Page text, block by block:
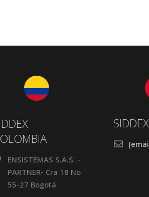
ENSISTEMAS S.A.S. -
PARTNER- Cra 18 No
55-27 Bogotá